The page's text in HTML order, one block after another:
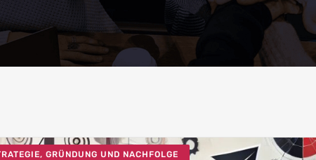
GRÜNDUNG UND NACHFOLGE